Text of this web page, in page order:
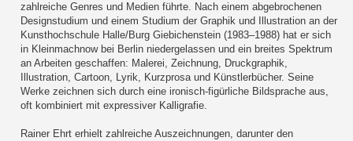
zahlreiche Genres und Medien führte. Nach einem abgebrochenen
Designstudium und einem Studium der Graphik und Illustration an der
Kunsthochschule Halle/Burg Giebichenstein (1983–1988) hat er sich
in Kleinmachnow bei Berlin niedergelassen und ein breites Spektrum
an Arbeiten geschaffen: Malerei, Zeichnung, Druckgraphik,
Illustration, Cartoon, Lyrik, Kurzprosa und Künstlerbücher. Seine
Werke zeichnen sich durch eine ironisch-figürliche Bildsprache aus,
oft kombiniert mit expressiver Kalligrafie.
Rainer Ehrt erhielt zahlreiche Auszeichnungen, darunter den